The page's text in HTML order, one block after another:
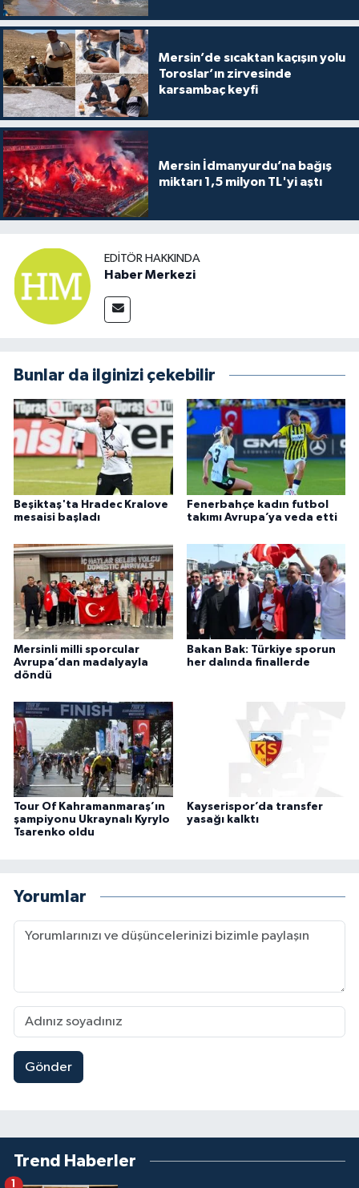
Mersin’de sıcaktan kaçışın yolu
Toroslar’ın zirvesinde
karsambaç keyfi
Mersin İdmanyurdu’na bağış
miktarı 1,5 milyon TL'yi aştı
EDITÖR HAKKINDA
Haber Merkezi
Bunlar da ilginizi çekebilir
Beşiktaş'ta Hradec Kralove
mesaisi başladı
Fenerbahçe kadın futbol
takımı Avrupa’ya veda etti
Mersinli milli sporcular
Avrupa’dan madalyayla
döndü
Bakan Bak: Türkiye sporun
her dalında finallerde
Tour Of Kahramanmaraş’ın
şampiyonu Ukraynalı Kyrylo
Tsarenko oldu
Kayserispor’da transfer
yasağı kalktı
Yorumlar
Gönder
Trend Haberler